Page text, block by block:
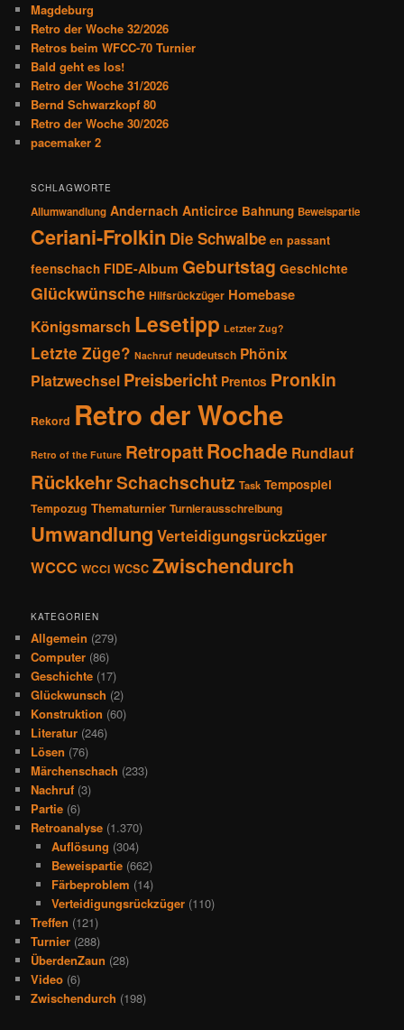
a
v
i
g
a
t
i
o
n
Magdeburg
Retro der Woche 32/2026
Retros beim WFCC-70 Turnier
Bald geht es los!
Retro der Woche 31/2026
Bernd Schwarzkopf 80
Retro der Woche 30/2026
pacemaker 2
SCHLAGWORTE
Allumwandlung Andernach Anticirce Bahnung Beweispartie
Ceriani-Frolkin Die Schwalbe en passant
feenschach FIDE-Album Geburtstag Geschichte
Glückwünsche Hilfsrückzüger Homebase
Königsmarsch Lesetipp Letzter Zug?
Letzte Züge? Nachruf neudeutsch Phönix
Platzwechsel Preisbericht Prentos Pronkin
Rekord Retro der Woche
Retro of the Future RetropattRochade Rundlauf
RückkehrSchachschutz Task Tempospiel
Tempozug Thematurnier Turnierausschreibung
Umwandlung Verteidigungsrückzüger
WCCC WCCI WCSC Zwischendurch
KATEGORIEN
Allgemein (279)
Computer (86)
Geschichte (17)
Glückwunsch (2)
Konstruktion (60)
Literatur (246)
Lösen (76)
Märchenschach (233)
Nachruf (3)
Partie (6)
Retroanalyse (1.370)
Auflösung (304)
Beweispartie(662)
Färbeproblem (14)
Verteidigungsrückzüger(110)
Treffen (121)
Turnier (288)
ÜberdenZaun (28)
Video (6)
Zwischendurch (198)